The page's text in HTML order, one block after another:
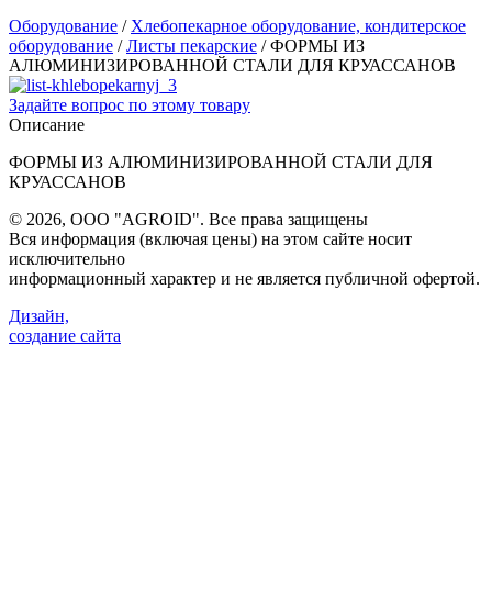
Оборудование /Хлебопекарное оборудование, кондитерское
оборудование /Листы пекарские /ФОРМЫ ИЗ
АЛЮМИНИЗИРОВАННОЙ СТАЛИ ДЛЯ КРУАССАНОВ
Задайте вопрос по этому товару
Описание
ФОРМЫ ИЗ АЛЮМИНИЗИРОВАННОЙ СТАЛИ ДЛЯ
КРУАССАНОВ
© 2026, ООО "AGROID". Все права защищены
Вся информация (включая цены) на этом сайте носит
исключительно
информационный характер и не является публичной офертой.
Дизайн,
создание сайта